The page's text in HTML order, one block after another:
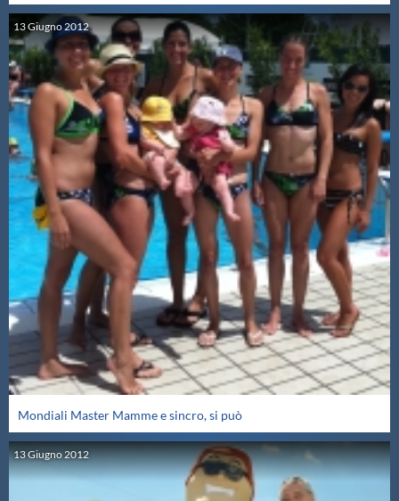
13Giugno2012
Mondiali Master Mamme e sincro, si può
13Giugno2012